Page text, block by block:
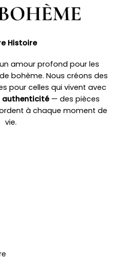
Histoire
amour profond pour les
bohème. Nous créons des
pour celles qui vivent avec
authenticité— des pièces
à chaque moment de
vie.